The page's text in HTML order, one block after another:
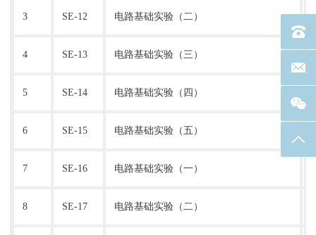
3 SE-12 电路基础实验（二）
4 SE-13 电路基础实验（三）
5 SE-14 电路基础实验（四）
6 SE-15 电路基础实验（五）
7 SE-16 电路基础实验（一）
8 SE-17 电路基础实验（二）
电话
联系
返回